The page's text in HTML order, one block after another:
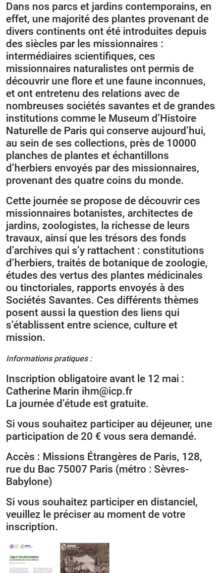
Dans nos parcs et jardins contemporains, en
effet, une majorité des plantes provenant de
divers continents ont été introduites depuis
des siècles par les missionnaires :
intermédiaires scientifiques, ces
missionnaires naturalistes ont permis de
découvrir une flore et une faune inconnues,
et ont entretenu des relations avec de
nombreuses sociétés savantes et de grandes
institutions comme le Museum d’Histoire
Naturelle de Paris qui conserve aujourd’hui,
au sein de ses collections, près de 10000
planches de plantes et échantillons
d’herbiers envoyés par des missionnaires,
provenant des quatre coins du monde.
Cette journée se propose de découvrir ces
missionnaires botanistes, architectes de
jardins, zoologistes, la richesse de leurs
travaux, ainsi que les trésors des fonds
d’archives qui s’y rattachent : constitutions
d’herbiers, traités de botanique de zoologie,
études des vertus des plantes médicinales
ou tinctoriales, rapports envoyés à des
Sociétés Savantes. Ces différents thèmes
posent aussi la question des liens qui
s’établissent entre science, culture et
mission.
Informations pratiques :
Inscription obligatoire avant le 12 mai :
Catherine Marin ihm@icp.fr
La journée d’étude est gratuite.
Si vous souhaitez participer au déjeuner, une
participation de 20 € vous sera demandé.
Accès : Missions Étrangères de Paris, 128,
rue du Bac 75007 Paris (métro : Sèvres-
Babylone)
Si vous souhaitez participer en distanciel,
veuillez le préciser au moment de votre
inscription.